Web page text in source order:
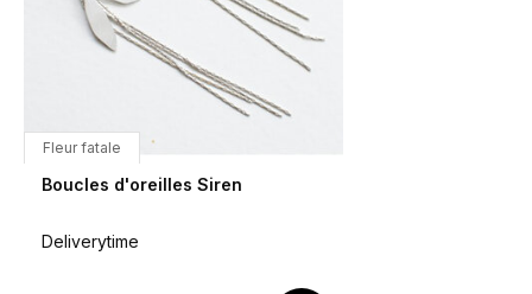
Fleur fatale
Boucles d'oreilles Siren
Deliverytime